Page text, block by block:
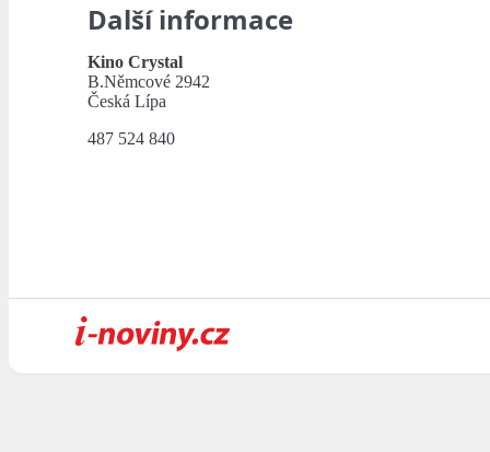
Další informace
Kino Crystal
B.Němcové 2942
Česká Lípa
487 524 840